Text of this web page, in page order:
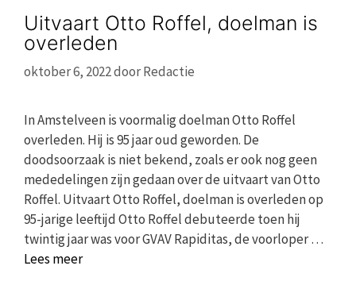
Uitvaart Otto Roffel, doelman is
overleden
oktober 6, 2022doorRedactie
In Amstelveen is voormalig doelman Otto Roffel
overleden. Hij is 95 jaar oud geworden. De
doodsoorzaak is niet bekend, zoals er ook nog geen
mededelingen zijn gedaan over de uitvaart van Otto
Roffel. Uitvaart Otto Roffel, doelman is overleden op
95-jarige leeftijd Otto Roffel debuteerde toen hij
twintig jaar was voor GVAV Rapiditas, de voorloper …
Lees meer